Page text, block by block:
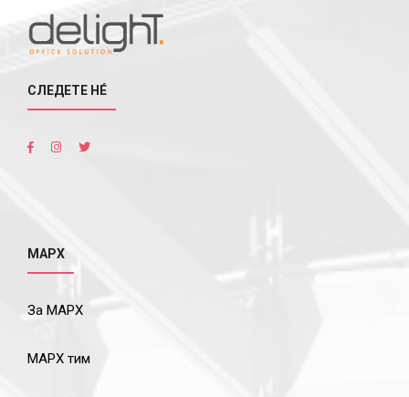
СЛЕДЕТЕ НÉ
МАРХ
За МАРХ
МАРХ тим